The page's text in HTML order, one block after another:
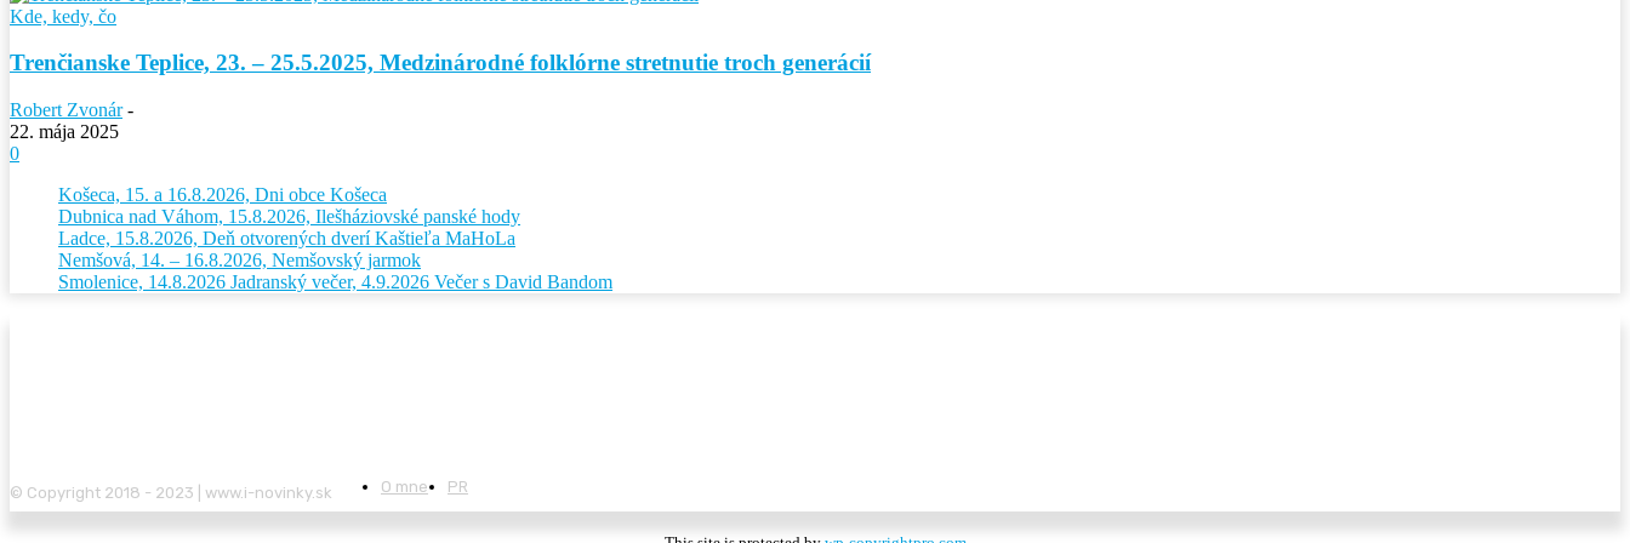
Kde, kedy, čo
Trenčianske Teplice, 23. – 25.5.2025, Medzinárodné folklórne stretnutie troch generácií
Robert Zvonár -
22. mája 2025
0
Košeca, 15. a 16.8.2026, Dni obce Košeca
Dubnica nad Váhom, 15.8.2026, Ilešháziovské panské hody
Ladce, 15.8.2026, Deň otvorených dverí Kaštieľa MaHoLa
Nemšová, 14. – 16.8.2026, Nemšovský jarmok
Smolenice, 14.8.2026 Jadranský večer, 4.9.2026 Večer s David Bandom
© Copyright 2018 - 2023 | www.i-novinky.sk O mne PR